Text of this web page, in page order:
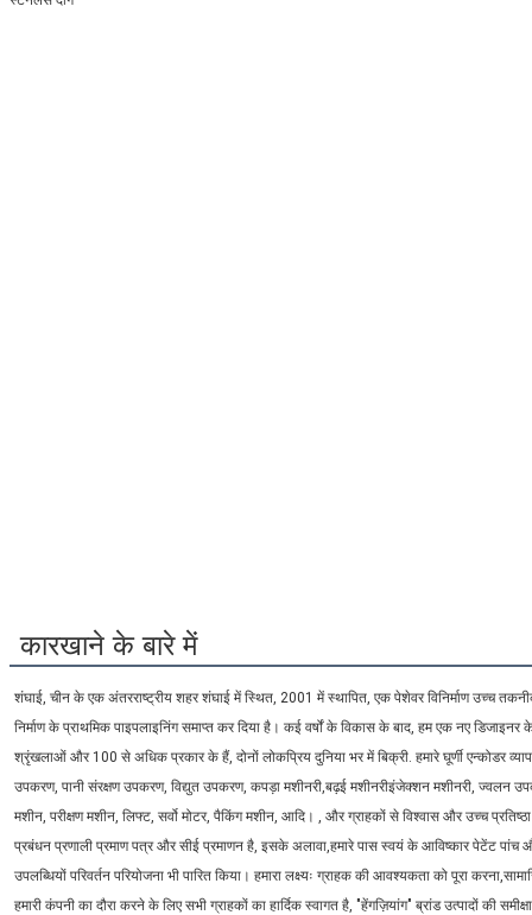
कारखाने के बारे में
शंघाई, चीन के एक अंतरराष्ट्रीय शहर शंघाई में स्थित, 2001 में स्थापित, एक पेशेवर विनिर्माण उच्च
निर्माण के प्राथमिक पाइपलाइनिंग समाप्त कर दिया है। कई वर्षों के विकास के बाद, हम एक नए
श्रृंखलाओं और 100 से अधिक प्रकार के हैं, दोनों लोकप्रिय दुनिया भर में बिक्री. हमारे घूर्णी एन्कोडर
उपकरण, पानी संरक्षण उपकरण, विद्युत उपकरण, कपड़ा मशीनरी,बढ़ई मशीनरीइंजेक्शन मशीनरी, ज्वलन
मशीन, परीक्षण मशीन, लिफ्ट, सर्वो मोटर, पैकिंग मशीन, आदि। , और ग्राहकों से विश्वास और उच्च
प्रबंधन प्रणाली प्रमाण पत्र और सीई प्रमाणन है, इसके अलावा,हमारे पास स्वयं के आविष्कार पेटेंट
उपलब्धियों परिवर्तन परियोजना भी पारित किया। हमारा लक्ष्यः ग्राहक की आवश्यकता को पूरा
हमारी कंपनी का दौरा करने के लिए सभी ग्राहकों का हार्दिक स्वागत है, "हेंगज़ियांग" ब्रांड उत्पादों की